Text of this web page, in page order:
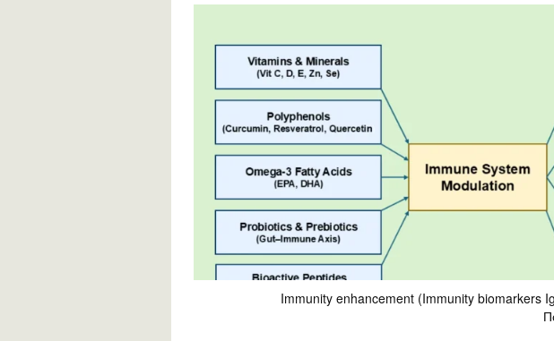
Immunity enhancement (Immunity biomarkers